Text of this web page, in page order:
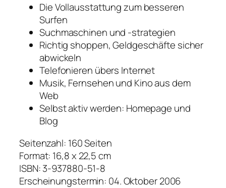
Die Vollausstattung zum besseren
Surfen
Suchmaschinen und -strategien
Richtig shoppen, Geldgeschäfte sicher
abwickeln
Telefonieren übers Internet
Musik, Fernsehen und Kino aus dem
Web
Selbst aktiv werden: Homepage und
Blog
Seitenzahl: 160 Seiten
Format: 16,8 x 22,5 cm
ISBN: 3-937880-51-8
Erscheinungstermin: 04. Oktober 2006